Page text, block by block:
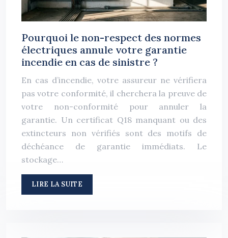
Pourquoi le non-respect des normes
électriques annule votre garantie
incendie en cas de sinistre ?
En cas d’incendie, votre assureur ne vérifiera
pas votre conformité, il cherchera la preuve de
votre non-conformité pour annuler la
garantie. Un certificat Q18 manquant ou des
extincteurs non vérifiés sont des motifs de
déchéance de garantie immédiats. Le
stockage…
LIRE LA SUITE